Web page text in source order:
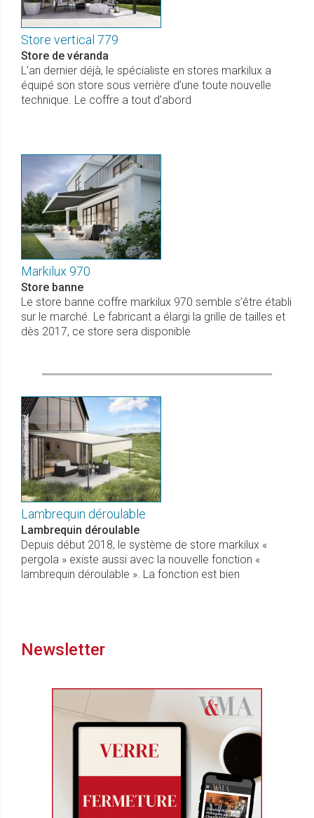
Store vertical 779
Store de véranda
L’an dernier déjà, le spécialiste en stores markilux a
équipé son store sous verrière d’une toute nouvelle
technique. Le coffre a tout d’abord
Markilux 970
Store banne
Le store banne coffre markilux 970 semble s’être établi
sur le marché. Le fabricant a élargi la grille de tailles et
dès 2017, ce store sera disponible
Lambrequin déroulable
Lambrequin déroulable
Depuis début 2018, le système de store markilux «
pergola » existe aussi avec la nouvelle fonction «
lambrequin déroulable ». La fonction est bien
Newsletter